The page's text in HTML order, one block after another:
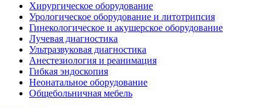
Хирургическое оборудование
Урологическое оборудование и литотрипсия
Гинекологическое и акушерское оборудование
Лучевая диагностика
Ультразвуковая диагностика
Анестезиология и реанимация
Гибкая эндоскопия
Неонатальное оборудование
Общебольничная мебель